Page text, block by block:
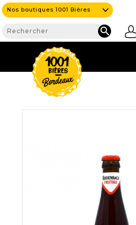
Nos boutiques 1001 Bières


Nos